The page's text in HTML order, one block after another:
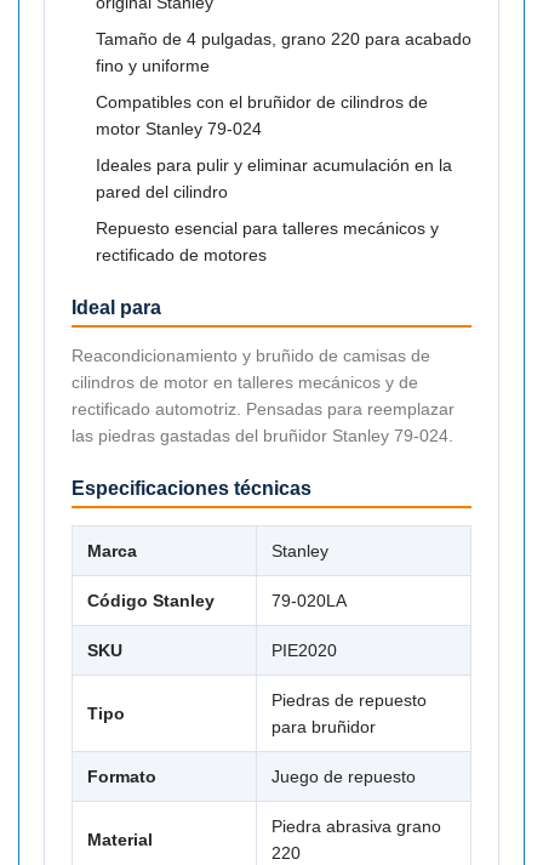
Tamaño de 4 pulgadas, grano 220 para acabado
fino y uniforme
Compatibles con el bruñidor de cilindros de
motor Stanley 79-024
Ideales para pulir y eliminar acumulación en la
pared del cilindro
Repuesto esencial para talleres mecánicos y
rectificado de motores
Ideal para
Reacondicionamiento y bruñido de camisas de
cilindros de motor en talleres mecánicos y de
rectificado automotriz. Pensadas para reemplazar
las piedras gastadas del bruñidor Stanley 79-024.
Especificaciones técnicas
Marca Stanley
Código Stanley 79-020LA
SKU PIE2020
Tipo
Piedras de repuesto
para bruñidor
Formato Juego de repuesto
Material
Piedra abrasiva grano
220